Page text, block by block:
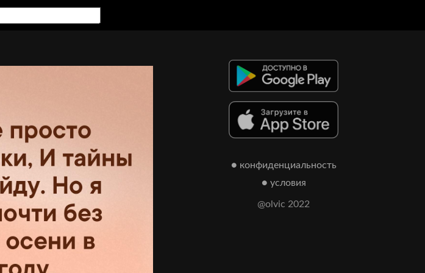
● конфиденциальность
● условия
@olvic 2022